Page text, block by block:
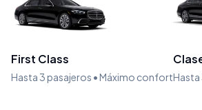
First Class
Hasta 3 pasajeros • Máximo confortHasta